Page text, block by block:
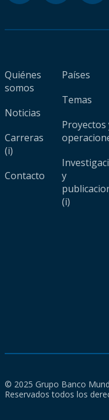
Quiénes
somos
Noticias
Carreras
(i)
Contacto
Países
Temas
Proyectos
y
(i)
© 2025 Grupo Banco
Reservados todos los